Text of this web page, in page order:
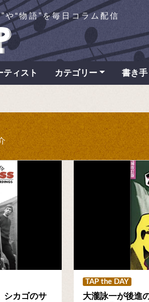
や“物語”を毎日コラム配信
ティスト カテゴリー 書き手
シカゴのサ
TAP the DAY
大瀧詠一が後進